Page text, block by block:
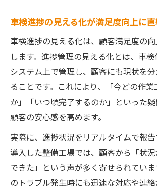
車検進捗の見える化が満足度向上に
車検進捗の見える化は、顧客満足度の
します。進捗管理の見える化とは、車
システム上で管理し、顧客にも現状を
ることです。これにより、「今どの作
か」「いつ頃完了するのか」といった疑
顧客の安心感を高めます。
実際に、進捗状況をリアルタイムで報
導入した整備工場では、顧客から「状
できた」という声が多く寄せられてい
のトラブル発生時にも迅速な対応や連絡